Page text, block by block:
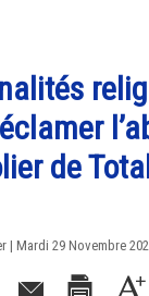
de
| Mardi 29 Novembre